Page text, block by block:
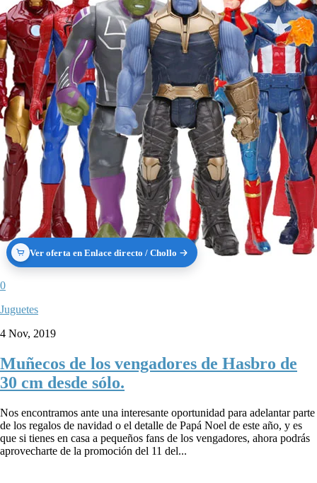
Ver oferta en Enlace directo / Chollo
0
Juguetes
4 Nov, 2019
Muñecos de los vengadores de Hasbro de
30 cm desde sólo.
Nos encontramos ante una interesante oportunidad para adelantar parte
de los regalos de navidad o el detalle de Papá Noel de este año, y es
que si tienes en casa a pequeños fans de los vengadores, ahora podrás
aprovecharte de la promoción del 11 del...